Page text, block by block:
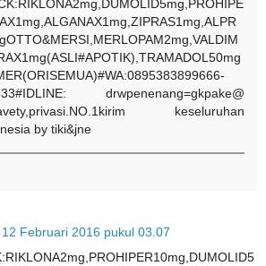
drwpenenang=gkpake@
keseluruhan
by tiki&jne
12 Februari 2016 pukul 03.07